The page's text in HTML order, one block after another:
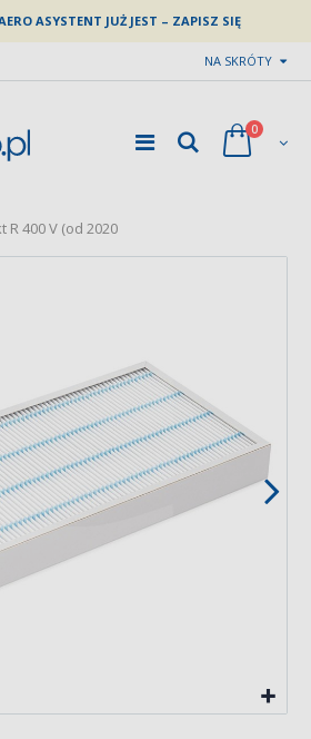
ASYSTENT JUŻ JEST – ZAPISZ SIĘ
NA SKRÓTY
0
400 V (od 2020